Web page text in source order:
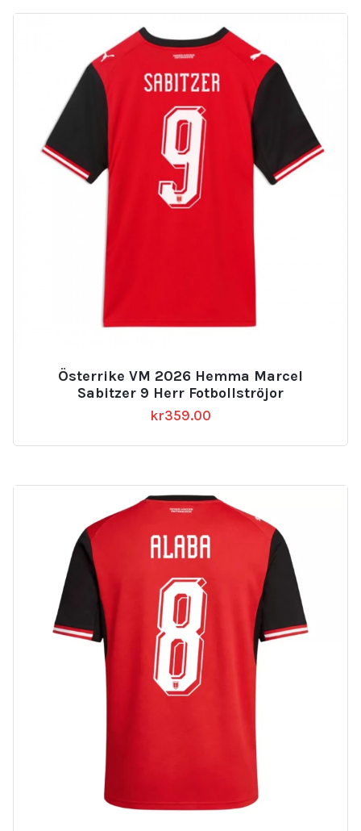
Österrike VM 2026 Hemma Marcel
Sabitzer 9 Herr Fotbollströjor
kr359.00